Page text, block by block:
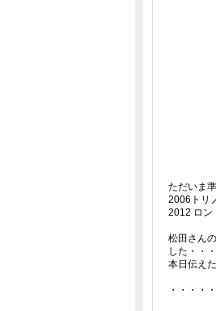
ただいま
2006トリ
2012 ロン
松田さん
した・・・
本日伝え
・・・・